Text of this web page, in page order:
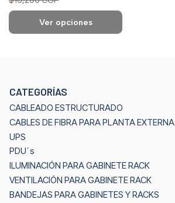
Ver opciones
CATEGORÍAS
CABLEADO ESTRUCTURADO
CABLES DE FIBRA PARA PLANTA EXTERNA
UPS
PDU´s
ILUMINACIÓN PARA GABINETE RACK
VENTILACIÓN PARA GABINETE RACK
BANDEJAS PARA GABINETES Y RACKS